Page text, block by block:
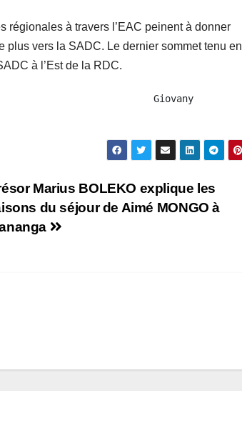
régionales à travers l’EAC peinent à donner
plus vers la SADC. Le dernier sommet tenu en
à l’Est de la RDC.
Marius BOLEKO explique les
du séjour de Aimé MONGO à